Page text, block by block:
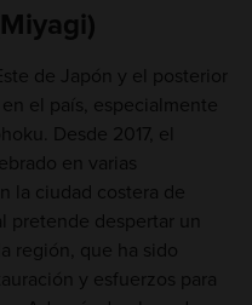
de Japón y el posterior
el país, especialmente
Desde 2017, el
en varias
la ciudad costera de
pretende despertar un
región, que ha sido
y esfuerzos para